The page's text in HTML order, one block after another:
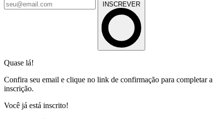
INSCREVER
Quase lá!
Confira seu email e clique no link de confirmação para completar a
inscrição.
Você já está inscrito!